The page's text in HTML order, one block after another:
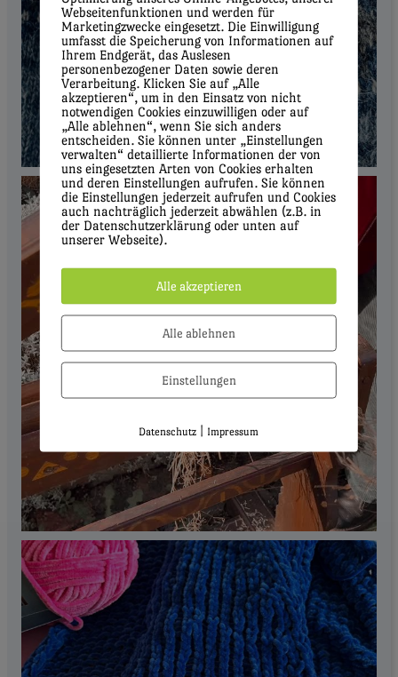
Webseitenfunktionen und werden für
Marketingzwecke eingesetzt. Die Einwilligung
umfasst die Speicherung von Informationen auf
Ihrem Endgerät, das Auslesen
personenbezogener Daten sowie deren
Verarbeitung. Klicken Sie auf „Alle
akzeptieren“, um in den Einsatz von nicht
notwendigen Cookies einzuwilligen oder auf
„Alle ablehnen“, wenn Sie sich anders
entscheiden. Sie können unter „Einstellungen
verwalten“ detaillierte Informationen der von
uns eingesetzten Arten von Cookies erhalten
und deren Einstellungen aufrufen. Sie können
die Einstellungen jederzeit aufrufen und Cookies
auch nachträglich jederzeit abwählen (z.B. in
der Datenschutzerklärung oder unten auf
unserer Webseite).
Alle akzeptieren
Alle ablehnen
Einstellungen
Datenschutz | Impressum